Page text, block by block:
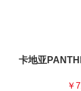
卡地亚
￥